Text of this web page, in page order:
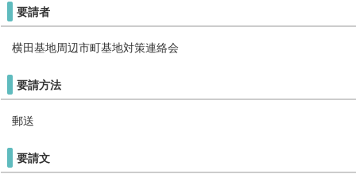
要請者
横田基地周辺市町基地対策連絡会
要請方法
郵送
要請文